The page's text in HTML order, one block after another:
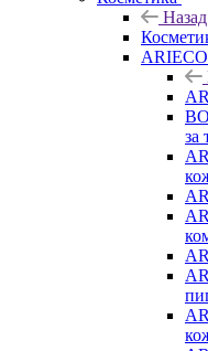
Назад
ARIECO
за